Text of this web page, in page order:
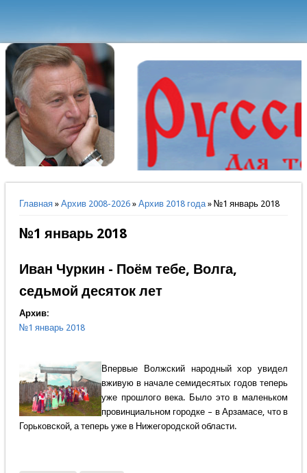
Вы здесь
Главная» Архив 2008-2026» Архив 2018 года» №1 январь 2018
№1 январь 2018
Иван Чуркин - Поём тебе, Волга,
седьмой десяток лет
Архив:
№1 январь 2018
Впервые Волжский народный хор увидел
вживую в начале семидесятых годов теперь
уже прошлого века. Было это в маленьком
провинциальном городке – в Арзамасе, что в
Горьковской, а теперь уже в Нижегородской области.